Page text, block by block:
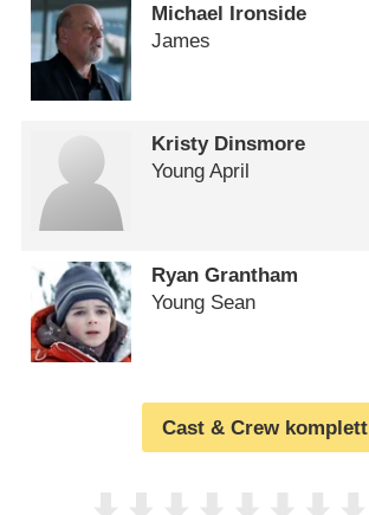
Michael Ironside
James
Kristy Dinsmore
Young April
Ryan Grantham
Young Sean
Cast & Crew komplett